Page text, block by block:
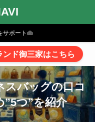
サポート👜
ンド御三家はこちら
スバッグの口コ
つ”を紹介